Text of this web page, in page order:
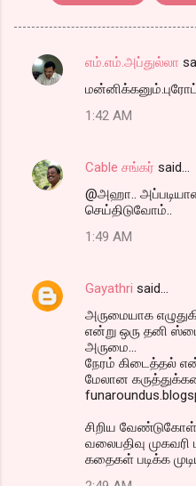
C
e
எம்.எம்.அப்துல்லா
1:42 AM
Cable சங்கர் said…
@அஹா..
செய்திடுவோம்..
1:49 AM
Gayathri said…
அருமையாக
என்று ஒரு தனி
அருமை...
நேரம் கிடைத்தல்
மேலான
சிறிய
வலைபதிவு முகவரி
கதைகள் படிக்க